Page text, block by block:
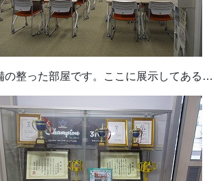
の整った部屋です。ここに展示してある…